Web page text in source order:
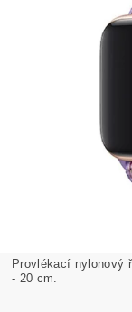
Provlékací nylonový
- 20 cm.